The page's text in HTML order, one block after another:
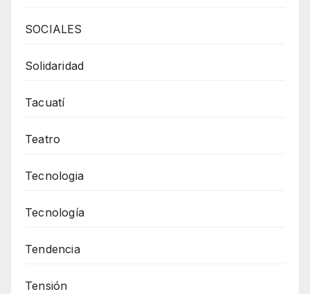
SOCIALES
Solidaridad
Tacuatí
Teatro
Tecnologia
Tecnología
Tendencia
Tensión